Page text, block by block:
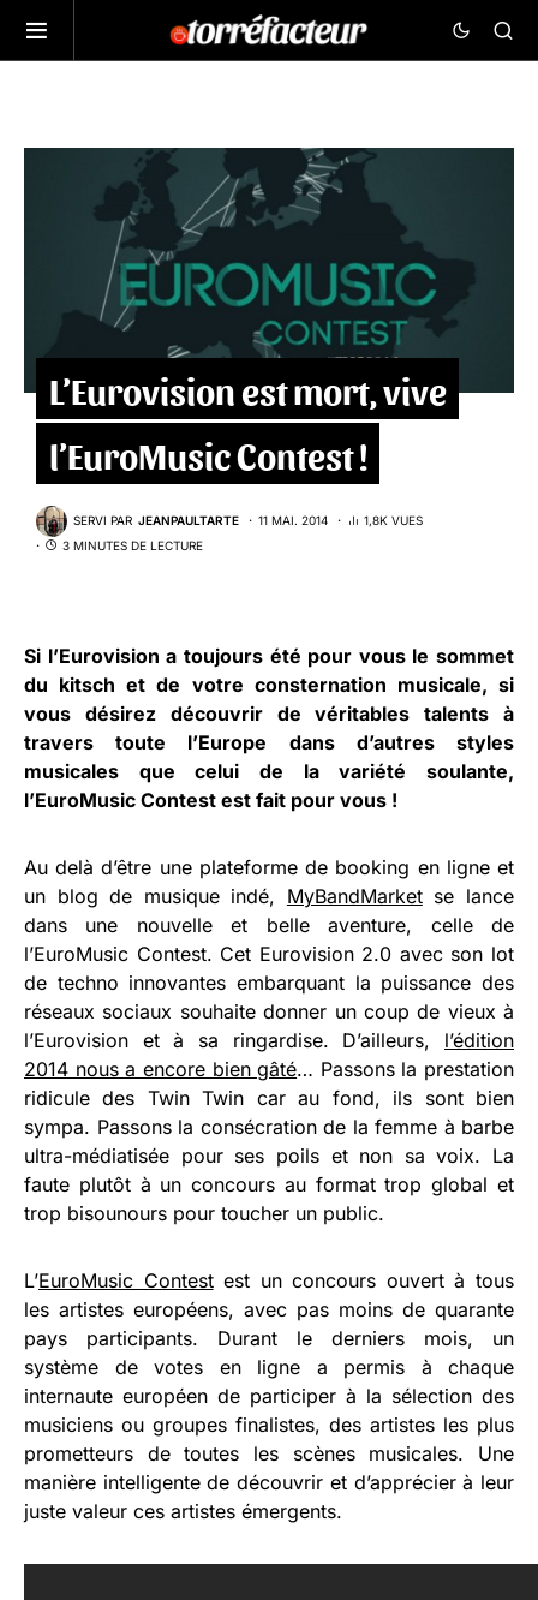
L’Eurovision est mort, vive
l’EuroMusic Contest !
SERVI PAR JEANPAULTARTE 11 MAI. 2014
1,8K VUES
3 MINUTES DE LECTURE
Si l’Eurovision a toujours été pour vous le sommet
du kitsch et de votre consternation musicale, si
vous désirez découvrir de véritables talents à
travers toute l’Europe dans d’autres styles
musicales que celui de la variété soulante,
l’EuroMusic Contest est fait pour vous !
Au delà d’être une plateforme de booking en ligne et
un blog de musique indé, MyBandMarketse lance
dans une nouvelle et belle aventure, celle de
l’EuroMusic Contest. Cet Eurovision 2.0 avec son lot
de techno innovantes embarquant la puissance des
réseaux sociaux souhaite donner un coup de vieux à
l’Eurovision et à sa ringardise. D’ailleurs, l’édition
2014 nous a encore bien gâté… Passons la prestation
ridicule des Twin Twin car au fond, ils sont bien
sympa. Passons la consécration de la femme à barbe
ultra-médiatisée pour ses poils et non sa voix. La
faute plutôt à un concours au format trop global et
trop bisounours pour toucher un public.
L’EuroMusic Contestest un concours ouvert à tous
les artistes européens, avec pas moins de quarante
pays participants. Durant le derniers mois, un
système de votes en ligne a permis à chaque
internaute européen de participer à la sélection des
musiciens ou groupes finalistes, des artistes les plus
prometteurs de toutes les scènes musicales. Une
manière intelligente de découvrir et d’apprécier à leur
juste valeur ces artistes émergents.